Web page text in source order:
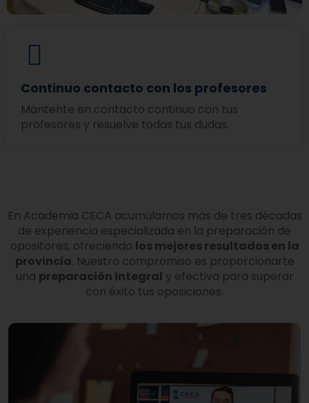
En Academia CECA acumulamos más de tres décadas
de experiencia especializada en la preparación de
opositores, ofreciendo los mejores resultados en la
provincia. Nuestro compromiso es proporcionarte
una preparación integral y efectiva para superar
con éxito tus oposiciones.
Continuo contacto con los profesores
Mantente en contacto continuo con tus
profesores y resuelve todas tus dudas.